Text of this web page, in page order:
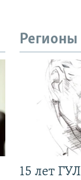
Регионы
15 лет